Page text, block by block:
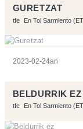
GURETZAT
tfe En Tol Sarmiento
2023-02-24an
BELDURRIK EZ
tfe En Tol Sarmiento